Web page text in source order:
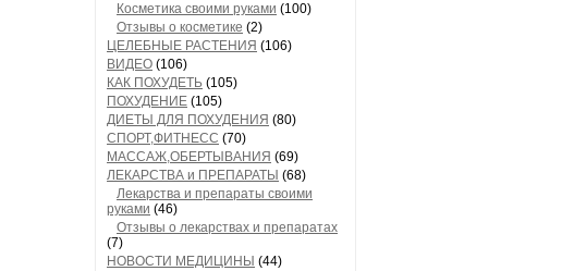
Косметика своими руками (100)
Отзывы о косметике (2)
ЦЕЛЕБНЫЕ РАСТЕНИЯ (106)
ВИДЕО (106)
КАК ПОХУДЕТЬ (105)
ПОХУДЕНИЕ (105)
ДИЕТЫ ДЛЯ ПОХУДЕНИЯ (80)
СПОРТ,ФИТНЕСС (70)
МАССАЖ,ОБЕРТЫВАНИЯ (69)
ЛЕКАРСТВА и ПРЕПАРАТЫ (68)
Лекарства и препараты своими
руками (46)
Отзывы о лекарствах и препаратах
(7)
НОВОСТИ МЕДИЦИНЫ (44)